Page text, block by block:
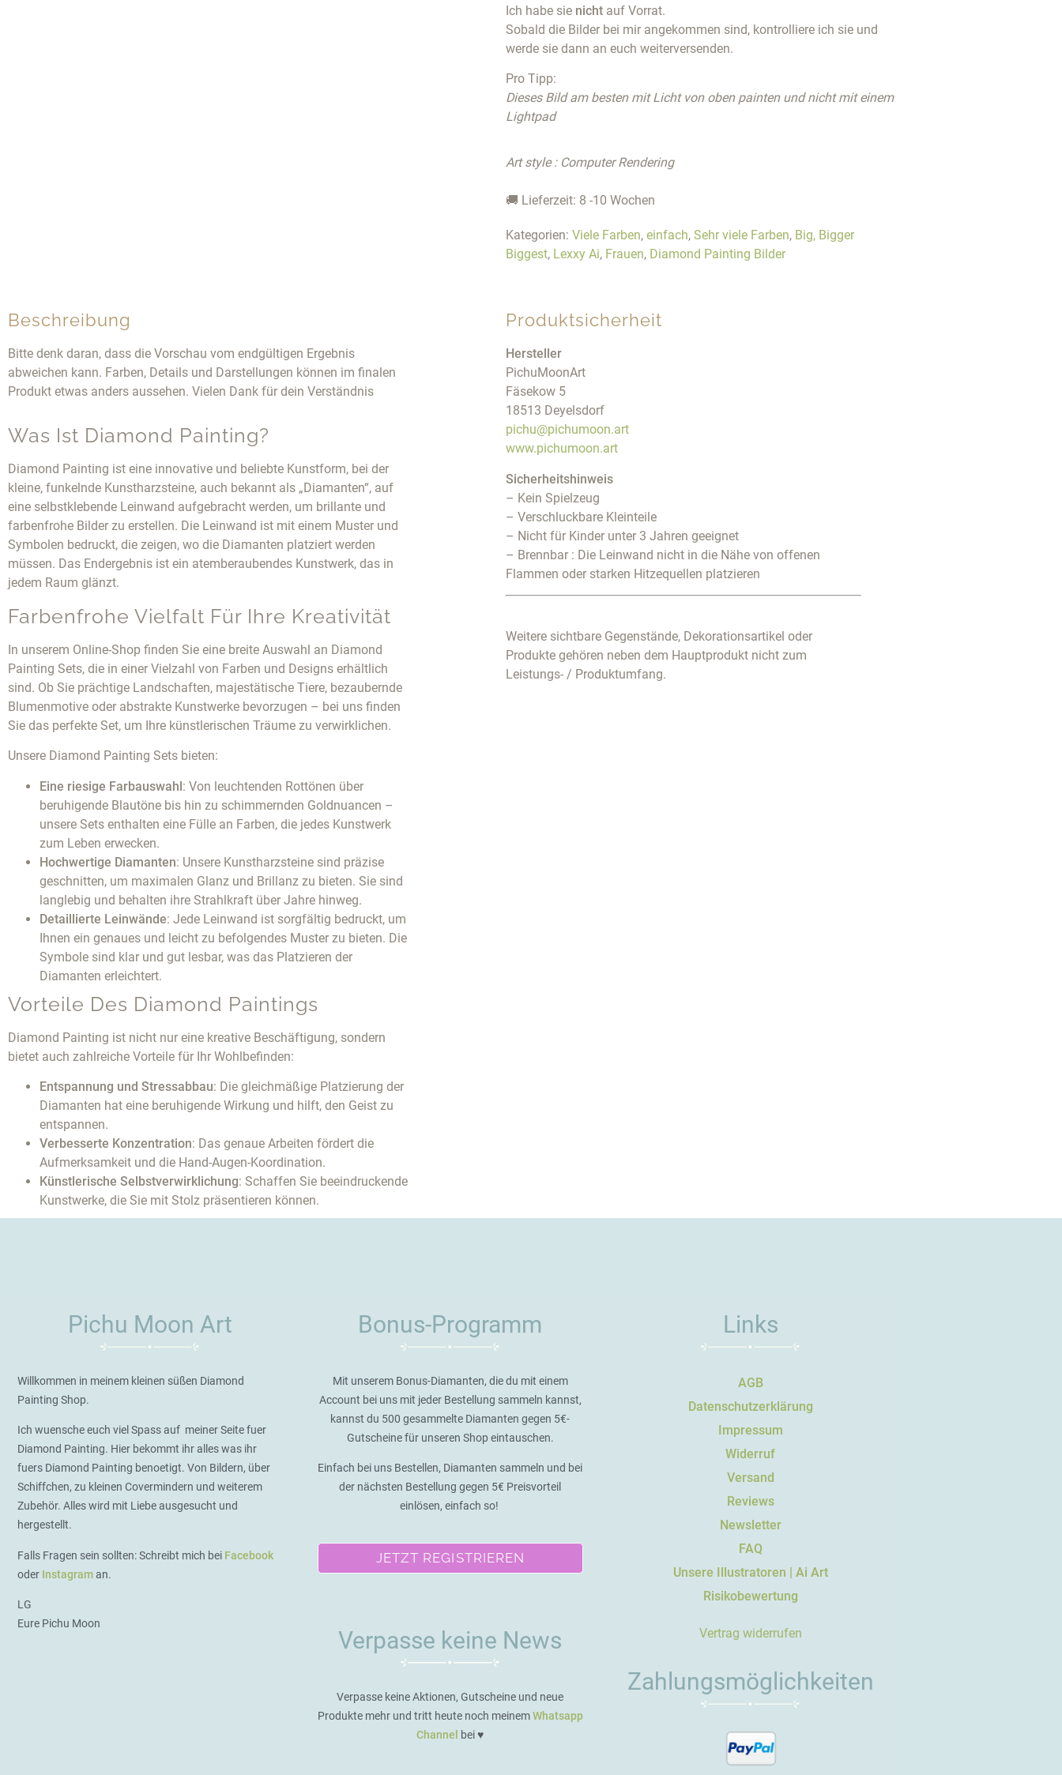
Ich habe sie nicht auf Vorrat.
Sobald die Bilder bei mir angekommen sind, kontrolliere ich sie und
werde sie dann an euch weiterversenden.
Pro Tipp:
Dieses Bild am besten mit Licht von oben painten und nicht mit einem
Lightpad
Art style : Computer Rendering
🚚 Lieferzeit: 8 -10 Wochen
Kategorien: Viele Farben, einfach, Sehr viele Farben, Big, Bigger
Biggest, Lexxy Ai, Frauen, Diamond Painting Bilder
Beschreibung
Bitte denk daran, dass die Vorschau vom endgültigen Ergebnis
abweichen kann. Farben, Details und Darstellungen können im finalen
Produkt etwas anders aussehen. Vielen Dank für dein Verständnis
Was Ist Diamond Painting?
Diamond Painting ist eine innovative und beliebte Kunstform, bei der
kleine, funkelnde Kunstharzsteine, auch bekannt als „Diamanten“, auf
eine selbstklebende Leinwand aufgebracht werden, um brillante und
farbenfrohe Bilder zu erstellen. Die Leinwand ist mit einem Muster und
Symbolen bedruckt, die zeigen, wo die Diamanten platziert werden
müssen. Das Endergebnis ist ein atemberaubendes Kunstwerk, das in
jedem Raum glänzt.
Farbenfrohe Vielfalt Für Ihre Kreativität
In unserem Online-Shop finden Sie eine breite Auswahl an Diamond
Painting Sets, die in einer Vielzahl von Farben und Designs erhältlich
sind. Ob Sie prächtige Landschaften, majestätische Tiere, bezaubernde
Blumenmotive oder abstrakte Kunstwerke bevorzugen – bei uns finden
Sie das perfekte Set, um Ihre künstlerischen Träume zu verwirklichen.
Unsere Diamond Painting Sets bieten:
Eine riesige Farbauswahl: Von leuchtenden Rottönen über
beruhigende Blautöne bis hin zu schimmernden Goldnuancen –
unsere Sets enthalten eine Fülle an Farben, die jedes Kunstwerk
zum Leben erwecken.
Hochwertige Diamanten: Unsere Kunstharzsteine sind präzise
geschnitten, um maximalen Glanz und Brillanz zu bieten. Sie sind
langlebig und behalten ihre Strahlkraft über Jahre hinweg.
Detaillierte Leinwände: Jede Leinwand ist sorgfältig bedruckt, um
Ihnen ein genaues und leicht zu befolgendes Muster zu bieten. Die
Symbole sind klar und gut lesbar, was das Platzieren der
Diamanten erleichtert.
Vorteile Des Diamond Paintings
Diamond Painting ist nicht nur eine kreative Beschäftigung, sondern
bietet auch zahlreiche Vorteile für Ihr Wohlbefinden:
Entspannung und Stressabbau: Die gleichmäßige Platzierung der
Diamanten hat eine beruhigende Wirkung und hilft, den Geist zu
entspannen.
Verbesserte Konzentration: Das genaue Arbeiten fördert die
Aufmerksamkeit und die Hand-Augen-Koordination.
Künstlerische Selbstverwirklichung: Schaffen Sie beeindruckende
Kunstwerke, die Sie mit Stolz präsentieren können.
Produktsicherheit
Hersteller
PichuMoonArt
Fäsekow 5
18513 Deyelsdorf
pichu@pichumoon.art
www.pichumoon.art
Sicherheitshinweis
– Kein Spielzeug
– Verschluckbare Kleinteile
– Nicht für Kinder unter 3 Jahren geeignet
– Brennbar : Die Leinwand nicht in die Nähe von offenen
Flammen oder starken Hitzequellen platzieren
Weitere sichtbare Gegenstände, Dekorationsartikel oder
Produkte gehören neben dem Hauptprodukt nicht zum
Leistungs- / Produktumfang.
Pichu Moon Art
Willkommen in meinem kleinen süßen Diamond
Painting Shop.
Ich wuensche euch viel Spass auf meiner Seite fuer
Diamond Painting. Hier bekommt ihr alles was ihr
fuers Diamond Painting benoetigt. Von Bildern, über
Schiffchen, zu kleinen Covermindern und weiterem
Zubehör. Alles wird mit Liebe ausgesucht und
hergestellt.
Falls Fragen sein sollten: Schreibt mich bei Facebook
oder Instagraman.
LG
Eure Pichu Moon
Bonus-Programm
Mit unserem Bonus-Diamanten, die du mit einem
Account bei uns mit jeder Bestellung sammeln kannst,
kannst du 500 gesammelte Diamanten gegen 5€-
Gutscheine für unseren Shop eintauschen.
Einfach bei uns Bestellen, Diamanten sammeln und bei
der nächsten Bestellung gegen 5€ Preisvorteil
einlösen, einfach so!
JETZT REGISTRIEREN
Verpasse keine News
Verpasse keine Aktionen, Gutscheine und neue
Produkte mehr und tritt heute noch meinemWhatsapp
Channel
bei ♥️
Links
AGB
Datenschutzerklärung
Impressum
Widerruf
Versand
Reviews
Newsletter
FAQ
Unsere Illustratoren | Ai Art
Risikobewertung
Vertrag widerrufen
Zahlungsmöglichkeiten